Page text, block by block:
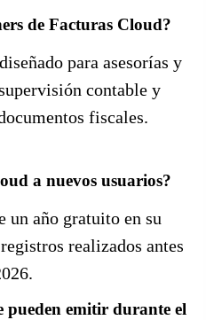
de Facturas Cloud?
para asesorías y
contable y
fiscales.
a nuevos usuarios?
año gratuito en su
realizados antes
pueden emitir durante el